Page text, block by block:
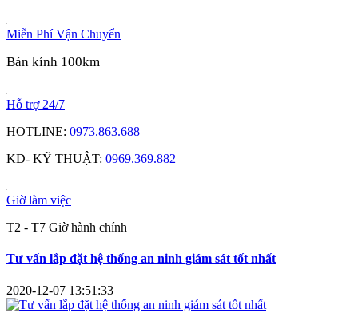
Miễn Phí Vận Chuyển
Bán kính 100km
Hỗ trợ 24/7
HOTLINE: 0973.863.688
KD- KỸ THUẬT: 0969.369.882
Giờ làm việc
T2 - T7 Giờ hành chính
Tư vấn lắp đặt hệ thống an ninh giám sát tốt nhất
2020-12-07 13:51:33